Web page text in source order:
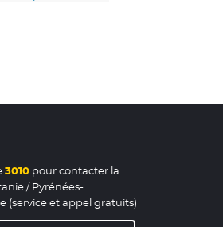
3010pour contacter la
/ Pyrénées-
(service et appel gratuits)